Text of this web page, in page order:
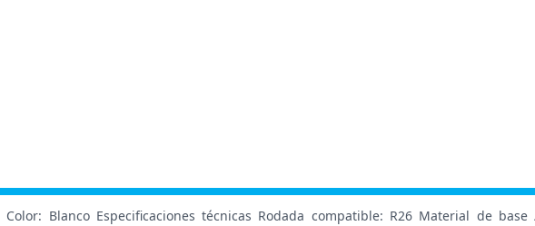
Color: Blanco Especificaciones técnicas Rodada compatible: R26 Material de